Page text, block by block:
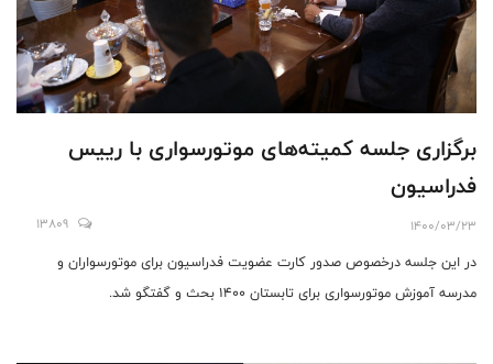
برگزاری‌ جلسه کمیته‌های موتورسواری با رییس
فدراسیون
1400/03/23
13809
در این جلسه درخصوص صدور کارت عضویت فدراسیون برای موتورسواران و
مدرسه آموزش موتورسواری برای تابستان ۱۴۰۰ بحث و گفتگو شد.